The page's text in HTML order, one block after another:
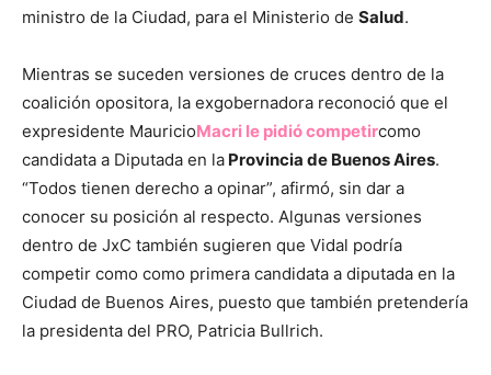
ministro de la Ciudad, para el Ministerio de Salud.
Mientras se suceden versiones de cruces dentro de la
coalición opositora, la exgobernadora reconoció que el
expresidente MauricioMacri le pidió competircomo
candidata a Diputada en la Provincia de Buenos Aires.
“Todos tienen derecho a opinar”, afirmó, sin dar a
conocer su posición al respecto. Algunas versiones
dentro de JxC también sugieren que Vidal podría
competir como como primera candidata a diputada en la
Ciudad de Buenos Aires, puesto que también pretendería
la presidenta del PRO, Patricia Bullrich.